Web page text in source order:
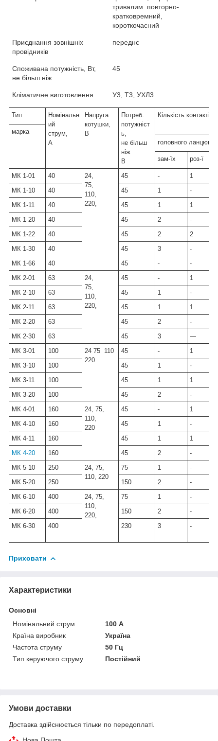
тривалим. повторно-
кратковремний,
короткочасний
Приєднання зовнішніх
провідників
переднє
Споживана потужність, Вт,
не більш ніж
45
Кліматичне виготовлення У3, Т3, УХЛ3
Тип
Номінальн
ий
струм,
А
Напруга
котушки,
В
Потреб.
потужніст
ь,
не більш
ніж
В
Кількість контактів
марка
головного ланцюга
зам-їх роз-ї
МК 1-01 40
24,
75,
110,
220,
45 -
1
МК 1-10
40 45 1
-
МК 1-11
40 45 1
1
МК 1-20
40 45 2
-
МК 1-22
40 45 2
2
МК 1-30
40 45 3
-
МК 1-66
40 45 -
-
МК 2-01
63
24,
75,
110,
220,
45 -
1
МК 2-10
63 45 1
-
МК 2-11
63 45 1
1
МК 2-20
63 45 2
-
МК 2-30
63 45 3
—
МК 3-01
100
24 75 110
220
45 -
1
МК 3-10
100 45 1
-
МК 3-11
100 45 1
1
МК 3-20
100 45 2
-
МК 4-01
160
24, 75,
110,
220
45 -
1
МК 4-10
160 45 1
-
МК 4-11
160 45 1
1
МК 4-20
160 45 2
-
МК 5-10
250
24, 75,
110, 220
75 1
-
МК 5-20
250 150 2
-
МК 6-10
400
24, 75,
110,
220,
75 1
-
МК 6-20
400 150 2
-
МК 6-30
400 230 3 -
Приховати
Характеристики
Основні
Номінальний струм
100 А
Країна виробник
Україна
Частота струму
50 Гц
Тип керуючого струму
Постійний
Умови доставки
Доставка здійснюється тільки по передоплаті.